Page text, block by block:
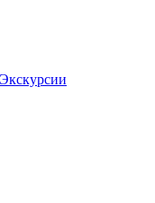
Экскурсии